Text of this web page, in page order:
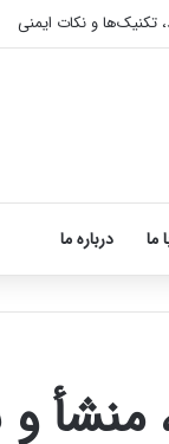
تکنیک‌ها و نکات ایمنی
ما درباره ما
منشأ